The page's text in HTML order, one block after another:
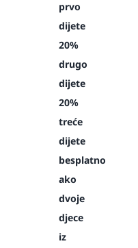
prvo
dijete
20%
drugo
dijete
20%
treće
dijete
besplatno
ako
dvoje
djece
iz